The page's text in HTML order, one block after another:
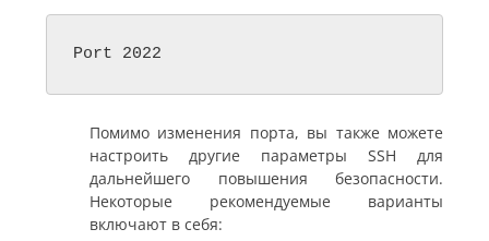
Port 2022
Помимо изменения порта, вы также можете
настроить другие параметры SSH для
дальнейшего повышения безопасности.
Некоторые рекомендуемые варианты
включают в себя: